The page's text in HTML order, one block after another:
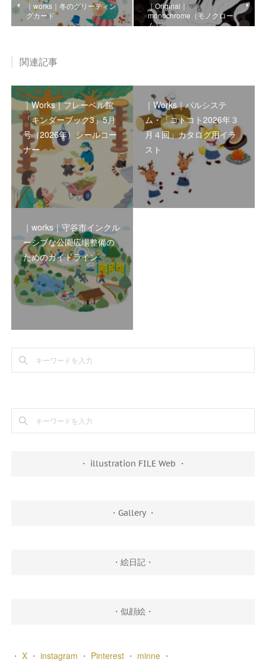
｜works｜冬のグリーティン
グカード
｜Original｜
monochrome（モノクロー
ム）
関連記事
｜Works｜フレーベル館
「キンダーブック3」5月
号（2026年）シールコー
ナー
｜Works｜パルシステ
ム・「コトコト2026年３
月４回」カタログ用イラ
スト
｜works｜守谷市インクル
ーシブな公園広場整備の
ためのガイドライン
・ illustration FILE Web ・
・Gallery ・
・絵日記・
・似顔絵・
・ X・ instagram ・ Pinterest・ minne・